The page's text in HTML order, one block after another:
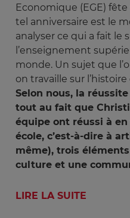
Economique (EGE)
tel anniversaire est le
analyser ce qui a fait le
l’enseignement
monde. Un sujet que
on travaille sur l’histoire
Selon nous, la
tout au fait que
équipe ont réussi à
école, c’est-à-dire à
même), trois
culture et une
LIRE LA SUITE